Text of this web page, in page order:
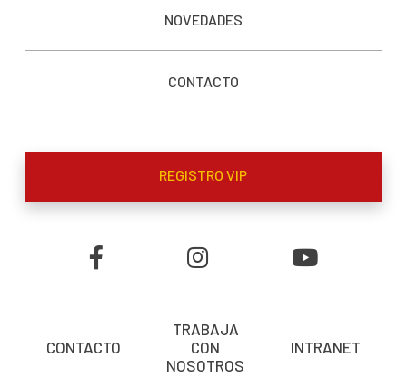
NOVEDADES
CONTACTO
REGISTRO VIP
CONTACTO
TRABAJA
CON
NOSOTROS
INTRANET